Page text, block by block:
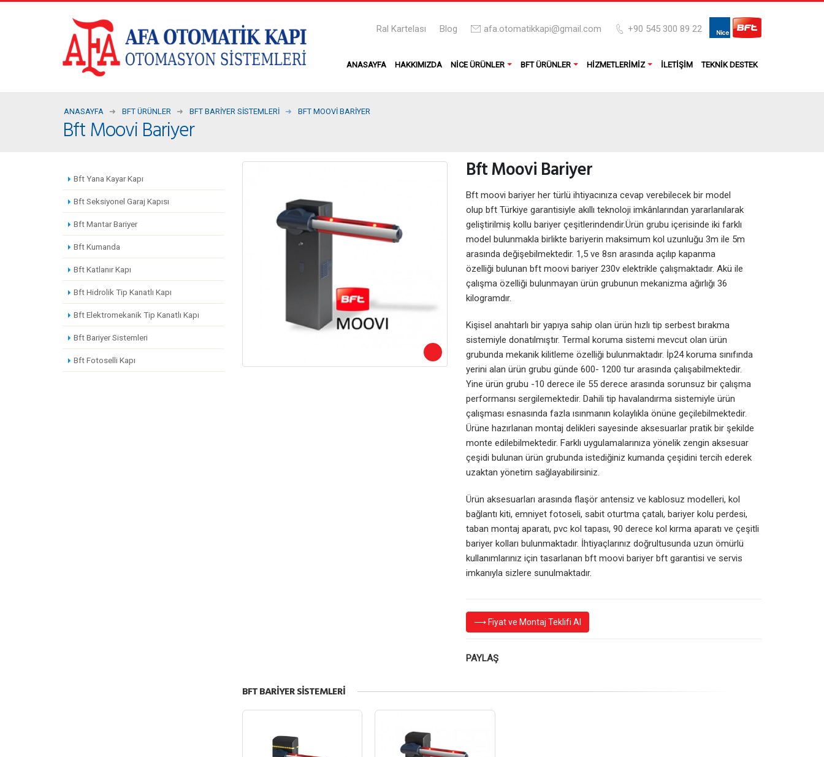
Ral Kartelası Blog afa.otomatikkapi@gmail.com +90 545 300 89 22
ANASAYFA HAKKIMIZDA NICE ÜRÜNLER BFT ÜRÜNLER HIZMETLERIMIZ İLETIŞIM TEKNIK DESTEK
ANASAYFA BFT ÜRÜNLER BFT BARIYER SISTEMLERI BFT MOOVI BARIYER
Bft Moovi Bariyer
Bft Moovi Bariyer
Bft moovi bariyer her türlü ihtiyacınıza cevap verebilecek bir model
olup bft Türkiye garantisiyle akıllı teknoloji imkânlarından yararlanılarak
geliştirilmiş kollu bariyer çeşitlerindendir.Ürün grubu içerisinde iki farklı
model bulunmakla birlikte bariyerin maksimum kol uzunluğu 3m ile 5m
arasında değişebilmektedir. 1,5 ve 8sn arasında açılıp kapanma
özelliği bulunan bft moovi bariyer 230v elektrikle çalışmaktadır. Akü ile
çalışma özelliği bulunmayan ürün grubunun mekanizma ağırlığı 36
kilogramdır.
Kişisel anahtarlı bir yapıya sahip olan ürün hızlı tip serbest bırakma
sistemiyle donatılmıştır. Termal koruma sistemi mevcut olan ürün
grubunda mekanik kilitleme özelliği bulunmaktadır. İp24 koruma sınıfında
yerini alan ürün grubu günde 600- 1200 tur arasında çalışabilmektedir.
Yine ürün grubu -10 derece ile 55 derece arasında sorunsuz bir çalışma
performansı sergilemektedir. Dahili tip havalandırma sistemiyle ürün
çalışması esnasında fazla ısınmanın kolaylıkla önüne geçilebilmektedir.
Ürüne hazırlanan montaj delikleri sayesinde aksesuarlar pratik bir şekilde
monte edilebilmektedir. Farklı uygulamalarınıza yönelik zengin aksesuar
çeşidi bulunan ürün grubunda istediğiniz kumanda çeşidini tercih ederek
uzaktan yönetim sağlayabilirsiniz.
Ürün aksesuarları arasında flaşör antensiz ve kablosuz modelleri, kol
bağlantı kiti, emniyet fotoseli, sabit oturtma çatalı, bariyer kolu perdesi,
taban montaj aparatı, pvc kol tapası, 90 derece kol kırma aparatı ve çeşitli
bariyer kolları bulunmaktadır. İhtiyaçlarınız doğrultusunda uzun ömürlü
kullanımlarınız için tasarlanan bft moovi bariyer bft garantisi ve servis
imkanıyla sizlere sunulmaktadır.
⟶ Fiyat ve Montaj Teklifi Al
PAYLAŞ
BFT BARIYER SISTEMLERI
Bft Yana Kayar Kapı
Bft Seksiyonel Garaj Kapısı
Bft Mantar Bariyer
Bft Kumanda
Bft Katlanır Kapı
Bft Hidrolik Tip Kanatlı Kapı
Bft Elektromekanik Tip Kanatlı Kapı
Bft Bariyer Sistemleri
Bft Fotoselli Kapı